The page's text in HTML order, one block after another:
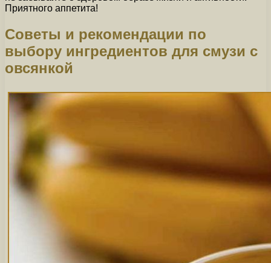
Приятного аппетита!
Советы и рекомендации по
выбору ингредиентов для смузи с
овсянкой